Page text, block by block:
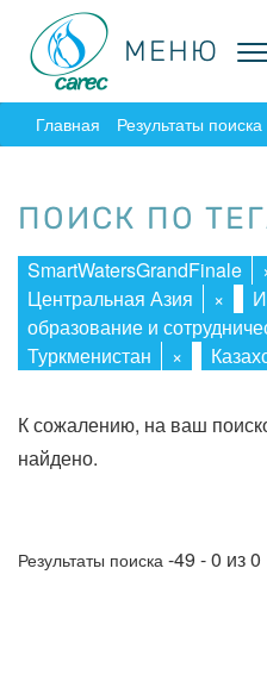
МЕНЮ
МЕНЮ
Главная Результаты поиска
ПОИСК ПО
SmartWatersGrandFinale
Центральная Азия
×
образование и
Туркменистан
×
К сожалению, на ваш
найдено.
Результаты поиска -49 - 0 из 0